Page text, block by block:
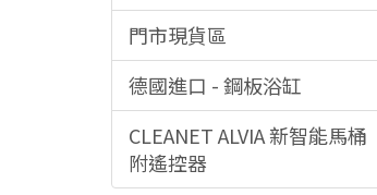
門市現貨區
德國進口 - 鋼板浴缸
CLEANET ALVIA 新智能馬桶
附遙控器